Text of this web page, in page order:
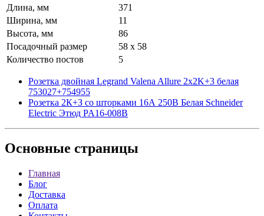
Длина, мм
371
Ширина, мм
11
Высота, мм
86
Посадочный размер
58 х 58
Количество постов
5
Розетка двойная Legrand Valena Allure 2x2K+3 белая
753027+754955
Розетка 2К+З со шторками 16А 250B Белая Schneider
Electric Этюд PA16-008B
Основные страницы
Главная
Блог
Доставка
Оплата